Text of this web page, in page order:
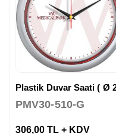
PMV30-510-G
306,00 TL + KDV